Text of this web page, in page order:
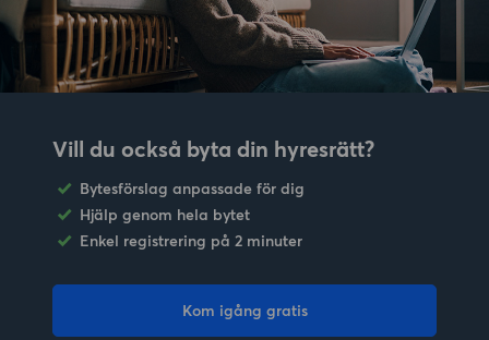
Vill du också byta din hyresrätt?
Bytesförslag anpassade för dig
Hjälp genom hela bytet
Enkel registrering på 2 minuter
Kom igång gratis